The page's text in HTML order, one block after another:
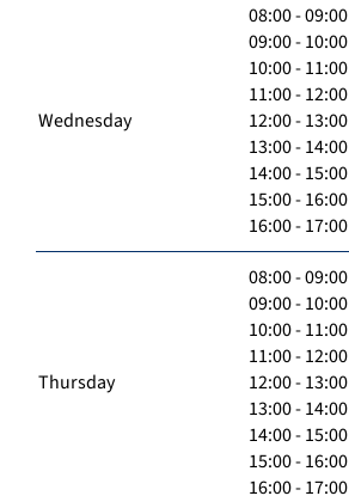
Wednesday
08:00 - 09:00
09:00 - 10:00
10:00 - 11:00
11:00 - 12:00
12:00 - 13:00
13:00 - 14:00
14:00 - 15:00
15:00 - 16:00
16:00 - 17:00
Thursday
08:00 - 09:00
09:00 - 10:00
10:00 - 11:00
11:00 - 12:00
12:00 - 13:00
13:00 - 14:00
14:00 - 15:00
15:00 - 16:00
16:00 - 17:00